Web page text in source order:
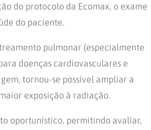
do protocolo da Ecomax, o exame
do paciente.
pulmonar (especialmente
doenças cardiovasculares e
tornou-se possível ampliar a
exposição à radiação.
oportunístico, permitindo avaliar,